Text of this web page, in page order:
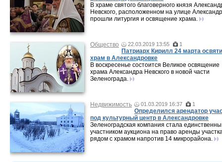
В храме святого благоверного князя
Невского, расположенном на улице
прошли литургия и освящение храма.
Общество 22.03.2019 13:55 1
Патриарх Кирилл 24 марта
храм в Александровке
В воскресенье состоится Великое освящение
храма Александра Невского в новой части
Зеленограда.
Недвижимость 01.03.2019 16:37 1
Определился арендатор
под культурный центр в Александровке
Зеленоградская компания стала
участником аукциона на право аренды
рядом с храмом напротив 14 микрорайона.